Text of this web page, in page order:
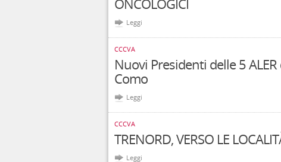
ONCOLOGICI
Leggi
CCCVA
Nuovi Presidenti delle 5
Como
Leggi
CCCVA
TRENORD, VERSO LE
Leggi